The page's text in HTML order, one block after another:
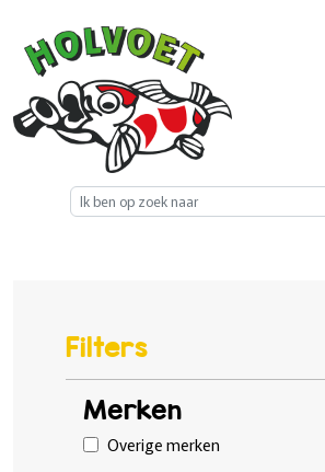
Filters
Merken
Overige merken